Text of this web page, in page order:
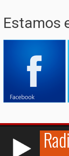
Estamos
RCAST.NET
© (2009-2026)